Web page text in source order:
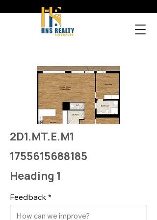
2D1.MT.E.M1
1755615688185
Heading 1
Feedback